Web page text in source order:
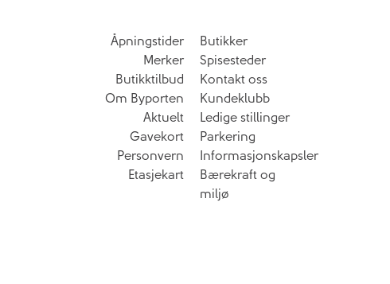
Åpningstider
Butikker
Merker
Spisesteder
Butikktilbud
Kontakt oss
Om Byporten
Kundeklubb
Aktuelt
Ledige stillinger
Gavekort
Parkering
Personvern
Informasjonskapsler
Etasjekart
Bærekraft og
miljø